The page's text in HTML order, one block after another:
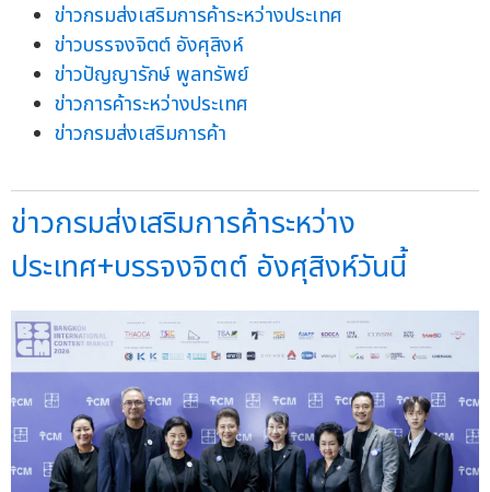
ข่าวกรมส่งเสริมการค้าระหว่างประเทศ
ข่าวบรรจงจิตต์ อังศุสิงห์
ข่าวปัญญารักษ์ พูลทรัพย์
ข่าวการค้าระหว่างประเทศ
ข่าวกรมส่งเสริมการค้า
ข่าวกรมส่งเสริมการค้าระหว่าง
ประเทศ+บรรจงจิตต์ อังศุสิงห์วันนี้